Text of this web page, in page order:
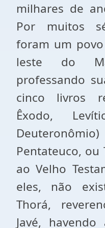
milhares de
Por muitos
foram um
leste do
professando
cinco livros
Êxodo,
Pentateuco, ou
ao Velho
eles, não
Thorá,
Javé,